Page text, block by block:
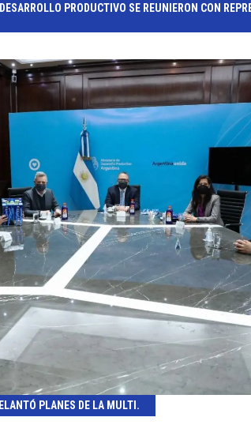
PRODUCTIVO SE REUNIERON CON
PLANES DE LA MULTI.